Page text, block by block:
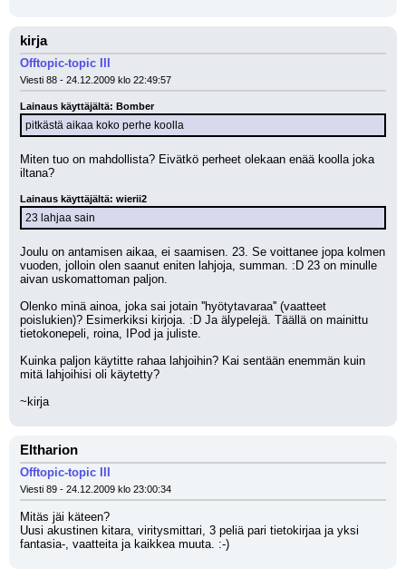
kirja
Offtopic-topic III
Viesti 88 - 24.12.2009 klo 22:49:57
Lainaus käyttäjältä: Bomber
pitkästä aikaa koko perhe koolla
Miten tuo on mahdollista? Eivätkö perheet olekaan enää koolla joka
iltana?
Lainaus käyttäjältä: wierii2
23 lahjaa sain
Joulu on antamisen aikaa, ei saamisen. 23. Se voittanee jopa kolmen
vuoden, jolloin olen saanut eniten lahjoja, summan. :D 23 on minulle
aivan uskomattoman paljon.
Olenko minä ainoa, joka sai jotain ''hyötytavaraa'' (vaatteet
poislukien)? Esimerkiksi kirjoja. :D Ja älypelejä. Täällä on mainittu
tietokonepeli, roina, IPod ja juliste.
Kuinka paljon käytitte rahaa lahjoihin? Kai sentään enemmän kuin
mitä lahjoihisi oli käytetty?
~kirja
Eltharion
Offtopic-topic III
Viesti 89 - 24.12.2009 klo 23:00:34
Mitäs jäi käteen?
Uusi akustinen kitara, viritysmittari, 3 peliä pari tietokirjaa ja yksi
fantasia-, vaatteita ja kaikkea muuta. :-)